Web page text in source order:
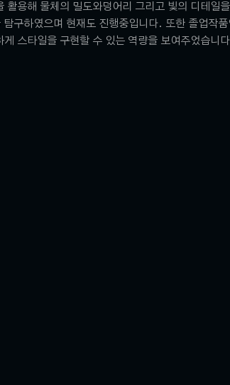
용해 물체의 밀도와덩어리 그리고 빛의 디테일
구하였으며 현재도 진행중입니다. 또한 졸업작품
스타일을 구현할 수 있는 역량을 보여주었습니